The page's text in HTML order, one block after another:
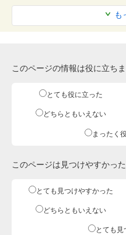
も
このページの情報は役に立ち
とても役に立った
どちらともいえない
まったく
このページは見つけやすかっ
とても見つけやすかった
どちらともいえない
とても見